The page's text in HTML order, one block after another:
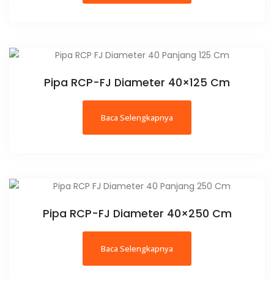
Pipa RCP-FJ Diameter 40×125 Cm
Baca Selengkapnya
Pipa RCP-FJ Diameter 40×250 Cm
Baca Selengkapnya